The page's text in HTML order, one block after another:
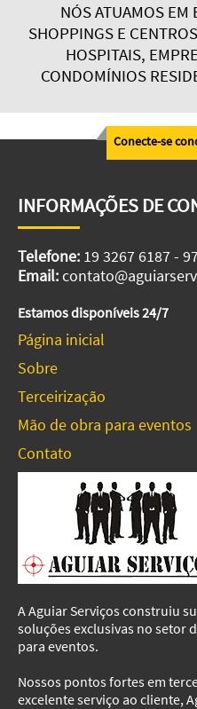
NÓS ATUAMOS EM
SHOPPINGS E
HOSPITAIS,
CONDOMÍNIOS
Conecte-se
INFORMAÇÕES DE
Telefone: 19 3267 6187 -
Email:
Estamos disponíveis 24/7
Página inicial
Sobre
Terceirização
Mão de obra para eventos
Contato
A Aguiar Serviços construiu
soluções exclusivas no setor
para eventos.
Nossos pontos fortes em
excelente serviço ao cliente,